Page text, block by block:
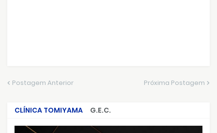
Postagem Anterior Próxima Postagem
CLÍNICA TOMIYAMA
G.E.C.
CRIMES QUE ABALARAM O BRASIL